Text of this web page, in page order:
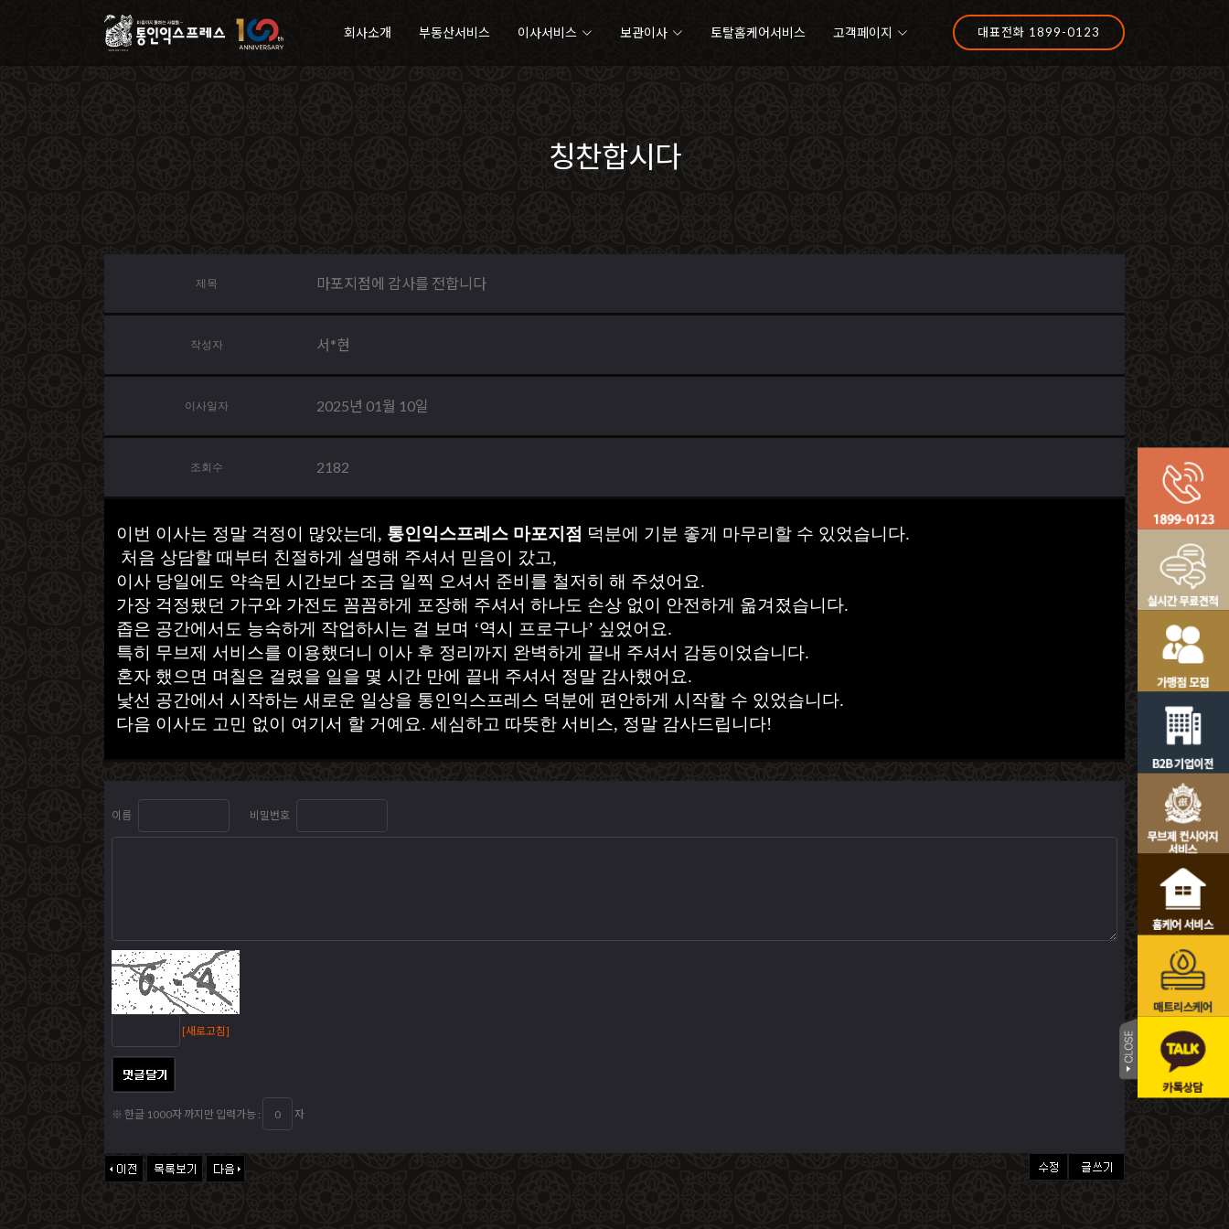
회사소개 부동산서비스 이사서비스 보관이사 토탈홈케어서비스 고객페이지 대표전화 1899-0123
칭찬합시다
제목 마포지점에 감사를 전합니다
작성자 서*현
이사일자 2025년 01월 10일
조회수 2182
이번 이사는 정말 걱정이 많았는데, 통인익스프레스 마포지점 덕분에 기분 좋게 마무리할 수 있었습니다.
처음 상담할 때부터 친절하게 설명해 주셔서 믿음이 갔고,
이사 당일에도 약속된 시간보다 조금 일찍 오셔서 준비를 철저히 해 주셨어요.
가장 걱정됐던 가구와 가전도 꼼꼼하게 포장해 주셔서 하나도 손상 없이 안전하게 옮겨졌습니다.
좁은 공간에서도 능숙하게 작업하시는 걸 보며 ‘역시 프로구나’ 싶었어요.
특히 무브제 서비스를 이용했더니 이사 후 정리까지 완벽하게 끝내 주셔서 감동이었습니다.
혼자 했으면 며칠은 걸렸을 일을 몇 시간 만에 끝내 주셔서 정말 감사했어요.
낯선 공간에서 시작하는 새로운 일상을 통인익스프레스 덕분에 편안하게 시작할 수 있었습니다.
다음 이사도 고민 없이 여기서 할 거예요. 세심하고 따뜻한 서비스, 정말 감사드립니다!
이름 비밀번호
[새로고침]
※ 한글 1000자 까지만 입력가능 : 자